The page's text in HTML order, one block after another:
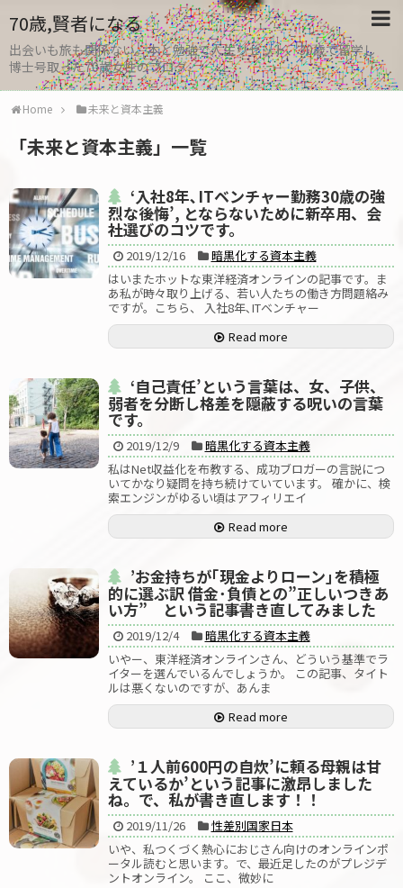
70歳,賢者になる
出会いも旅も関係ない。本と勉強で人生リセット、30歳で留学し
博士号取った70歳女性のブログ
Home 未来と資本主義
「未来と資本主義」 一覧
‘入社8年､ITベンチャー勤務30歳の強
烈な後悔’, とならないために新卒用、会
社選びのコツです。
2019/12/16
暗黒化する資本主義
はいまたホットな東洋経済オンラインの記事です。ま
あ私が時々取り上げる、若い人たちの働き方問題絡み
ですが。こちら、 入社8年､ITベンチャー
Read more
‘自己責任’という言葉は、女、子供、
弱者を分断し格差を隠蔽する呪いの言葉
です。
2019/12/9
暗黒化する資本主義
私はNet収益化を布教する、成功ブロガーの言説につ
いてかなり疑問を持ち続けていています。 確かに、検
索エンジンがゆるい頃はアフィリエイ
Read more
’お金持ちが｢現金よりローン｣を積極
的に選ぶ訳 借金･負債との”正しいつきあ
い方” という記事書き直してみました
2019/12/4
暗黒化する資本主義
いやー、東洋経済オンラインさん、どういう基準でラ
イターを選んでいるんでしょうか。 この記事、タイト
ルは悪くないのですが、あんま
Read more
’１人前600円の自炊’に頼る母親は甘
えているか’という記事に激昂しました
ね。で、私が書き直します！！
2019/11/26
性差別国家日本
いや、私つくづく熱心におじさん向けのオンラインポ
ータル読むと思います。で、最近足したのがプレジデ
ントオンライン。 ここ、微妙に